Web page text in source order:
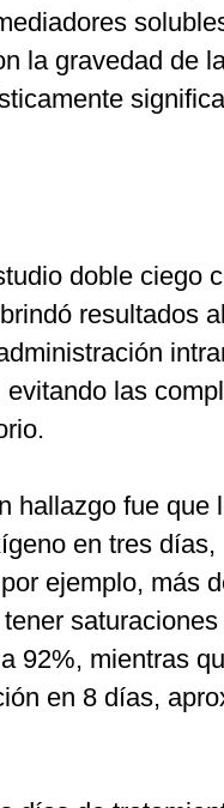
la gravedad de
doble ciego
resultados
las
hallazgo fue que
en tres
ejemplo, más
92%, mientras
en 8 días,